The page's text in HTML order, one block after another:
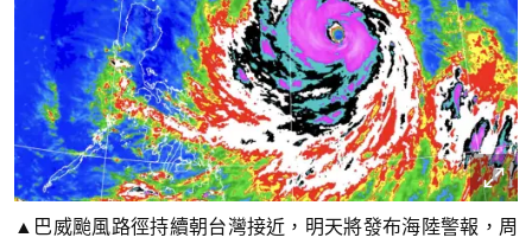
▲巴威颱風路徑持續朝台灣接近，明天將發布海陸警報，周